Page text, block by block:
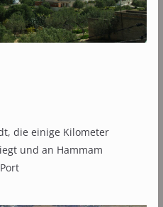
die einige Kilometer
und an Hammam